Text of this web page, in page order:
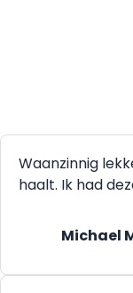
Waanzinnig
haalt. Ik had
Michael